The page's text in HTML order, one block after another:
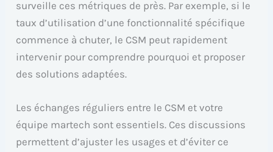
surveille ces métriques de près. Par exemple, si le
taux d’utilisation d’une fonctionnalité spécifique
commence à chuter, le CSM peut rapidement
intervenir pour comprendre pourquoi et proposer
des solutions adaptées.
Les échanges réguliers entre le CSM et votre
équipe martech sont essentiels. Ces discussions
permettent d’ajuster les usages et d’éviter ce